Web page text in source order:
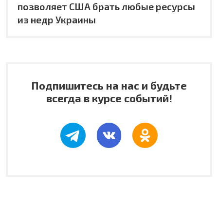
позволяет США брать любые ресурсы
из недр Украины
Подпишитесь на нас и будьте
всегда в курсе событий!